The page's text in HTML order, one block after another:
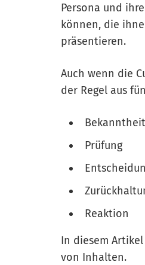
Persona und
können, die
präsentieren.
Auch wenn die
der Regel aus
Prüfung
Reaktion
In diesem
von Inhalten.